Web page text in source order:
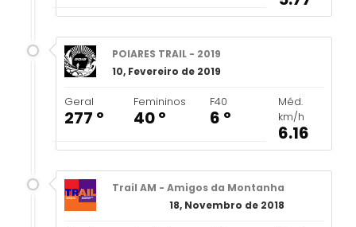
POIARES TRAIL - 2019
10, Fevereiro de 2019
Geral
277 º
Femininos
40 º
F40
6 º
Méd.
km/h
6.16
Trail AM - Amigos da Montanha
18, Novembro de 2018